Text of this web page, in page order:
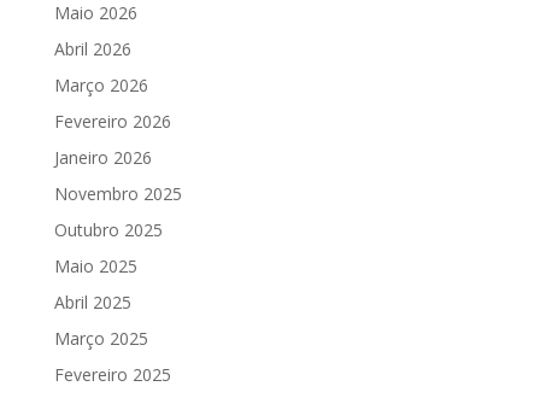
Maio 2026
Abril 2026
Março 2026
Fevereiro 2026
Janeiro 2026
Novembro 2025
Outubro 2025
Maio 2025
Abril 2025
Março 2025
Fevereiro 2025